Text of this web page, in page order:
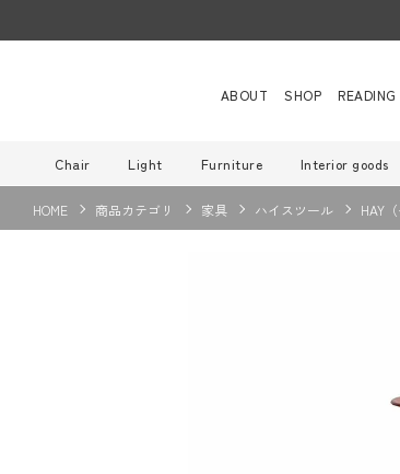
ABOUT SHOP READING
Chair Light Furniture Interior goods
HOME 商品カテゴリ 家具 ハイスツール HAY